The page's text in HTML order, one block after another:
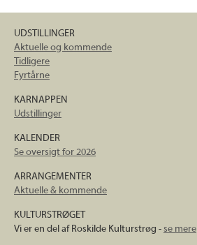
UDSTILLINGER
Aktuelle og kommende
Tidligere
Fyrtårne
KARNAPPEN
Udstillinger
KALENDER
Se oversigt for 2026
ARRANGEMENTER
Aktuelle & kommende
KULTURSTRØGET
Vi er en del af Roskilde Kulturstrøg -se mere